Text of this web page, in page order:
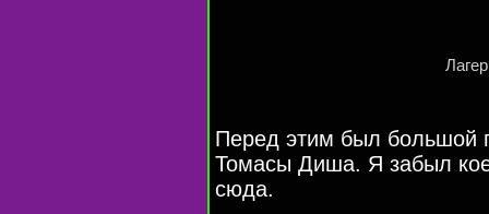
Перед этим был большой
Томасы Диша. Я забыл
сюда.